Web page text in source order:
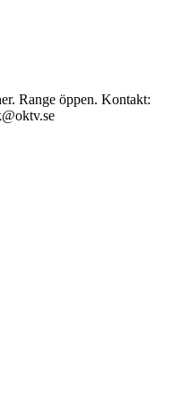
Range öppen. Kontakt: